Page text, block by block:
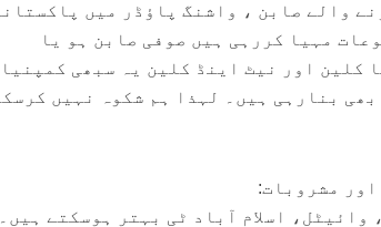
والے صابن ، واشنگ پاؤڈر میں
مہیا کررہی ہیں صوفی صابن ہو یا
کلین اور نیٹ اینڈ کلین یہ سبھی
بنارہی ہیں۔ لہذا ہم شکوہ نہیں
اور مشروبات:
اسلام آباد ٹی بہتر ہوسکتے